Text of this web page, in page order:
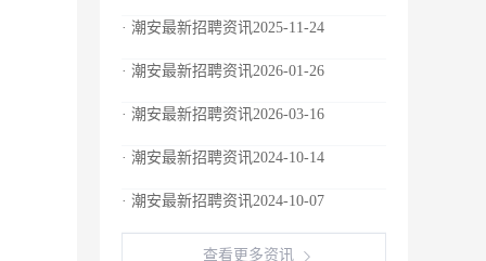
· 潮安最新招聘资讯2025-11-24
· 潮安最新招聘资讯2026-01-26
· 潮安最新招聘资讯2026-03-16
· 潮安最新招聘资讯2024-10-14
· 潮安最新招聘资讯2024-10-07
查看更多资讯